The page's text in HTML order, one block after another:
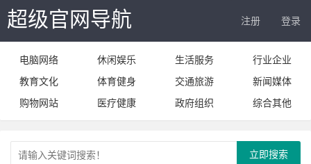
超级官网导航 注册 登录
电脑网络 休闲娱乐 生活服务
行业企业
教育文化
体育健身 交通旅游
新闻媒体
购物网站
医疗健康 政府组织 综合其他
立即搜索